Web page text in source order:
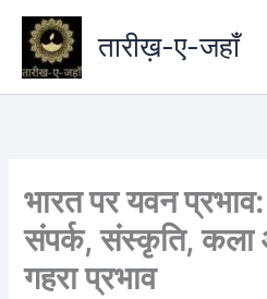
Skip
content
तारीख़-ए-जहाँ
भारत पर यवन
संपर्क, संस्कृति, कला
गहरा प्रभाव